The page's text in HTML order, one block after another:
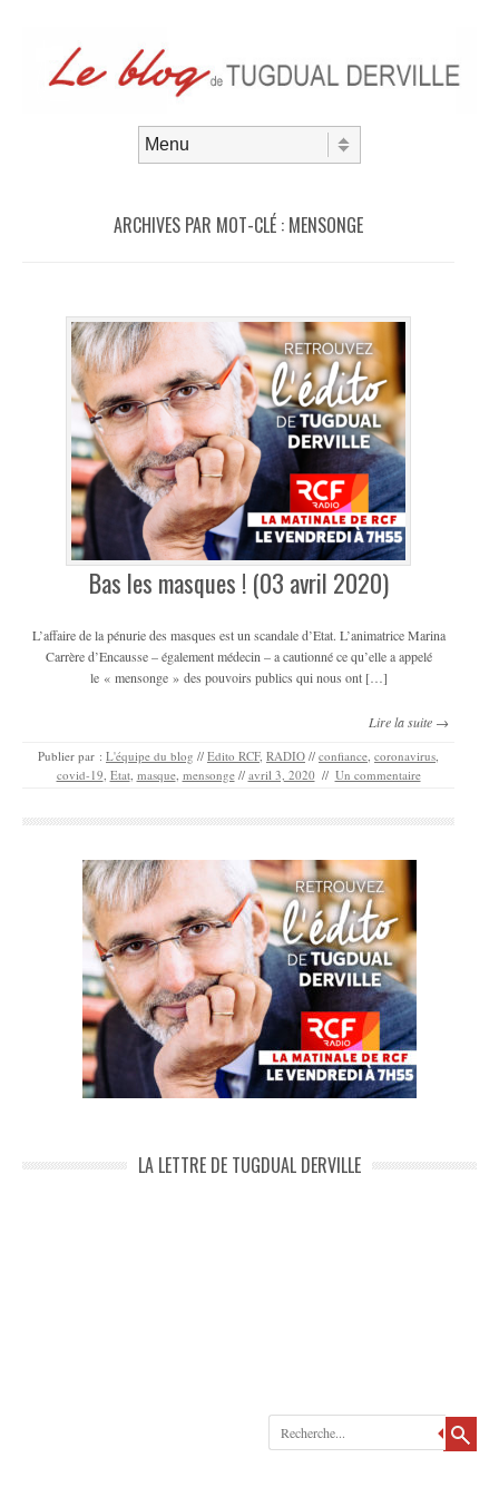
ARCHIVES PAR MOT-CLÉ : MENSONGE
Bas les masques ! (03 avril 2020)
L’affaire de la pénurie des masques est un scandale d’Etat. L’animatrice Marina
Carrère d’Encausse – également médecin – a cautionné ce qu’elle a appelé
le « mensonge » des pouvoirs publics qui nous ont […]
Lire la suite →
Publier par : L'équipe du blog // Edito RCF, RADIO // confiance coronavirus
covid-19 Etat, masque, mensonge // avril 3, 2020 // Un commentaire
LA LETTRE DE TUGDUAL DERVILLE
Recherche